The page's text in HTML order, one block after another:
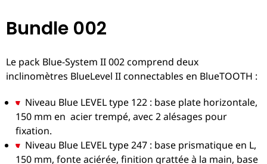
Bundle 002
Le pack Blue-System II 002 comprend deux
inclinomètres BlueLevel II connectables en BlueTOOTH :
Niveau Blue LEVEL type 122 : base plate horizontale,
150 mm en acier trempé, avec 2 alésages pour
fixation.
Niveau Blue LEVEL type 247 : base prismatique en L,
150 mm, fonte aciérée, finition grattée à la main, base